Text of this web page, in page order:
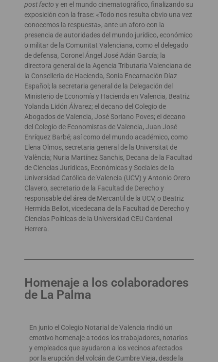
post facto y en el mundo cinematográfico, finalizando su
exposición con la frase: «Todo nos resulta obvio una vez
conocemos la respuesta», ante un aforo con la
presencia de autoridades del mundo jurídico, económico
o militar de la Comunitat Valenciana, como el delegado
de defensa, Coronel Ángel José Adán García; la
directora general de la Agencia Tributaria Valenciana de
la Conselleria de Hacienda, Sonia Encarnación Díaz
Español; la secretaria general de la Delegación del
Ministerio de Economía y Hacienda en Valencia, Beatriz
Yolanda Lidón Álvarez; el decano del Colegio de
Abogados de Valencia, José Soriano Poves; el decano
del Colegio de Economistas de Valencia, Juan José
Enríquez Barbé; así como del mundo académico, como
Elena Olmos, secretaria general de la Universitat de
València; Nuria Martínez Sanchis, Decana de la Facultad
de Ciencias Jurídicas, Económicas y Sociales de la
Universidad Católica de Valencia (UCV) y Antonio Orero
Clavero, secretario de la Facultad de Derecho y
responsable del área de Mercantil de la UCV, o Beatriz
Hermida Bellot, vicedecana de la Facultad de Derecho y
Ciencias Políticas de la Universidad CEU Cardenal
Herrera.
Homenaje a los colaboradores
de La Palma
En junio el Colegio Notarial de Valencia rindió un
emotivo homenaje a todos los trabajadores, notarios
y empleados que ayudaron a los vecinos afectados
por la erupción del volcán de Cumbre Vieja, desde la